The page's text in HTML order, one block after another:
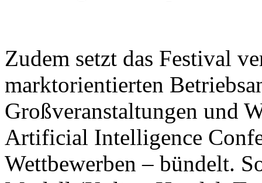
Zudem setzt das Festival
marktorientierten
Großveranstaltungen und
Artificial Intelligence
Wettbewerben – bündelt.